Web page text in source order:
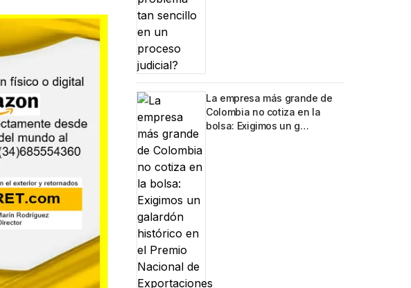
La empresa más grande de
Colombia no cotiza en la
bolsa: Exigimos un g…